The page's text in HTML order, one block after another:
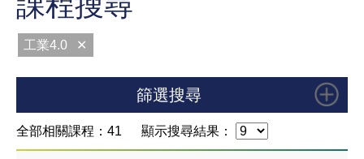
工業4.0 ✕
篩選搜尋
全部相關課程：41 顯示搜尋結果：